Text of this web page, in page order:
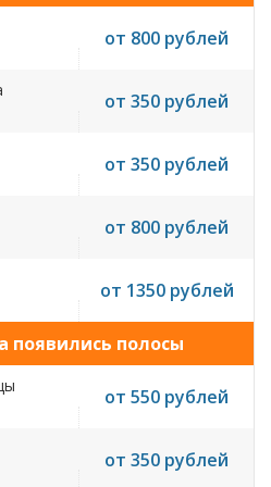
от 800 рублей
от 350 рублей
от 350 рублей
от 800 рублей
от 1350 рублей
появились полосы
от 550 рублей
от 350 рублей